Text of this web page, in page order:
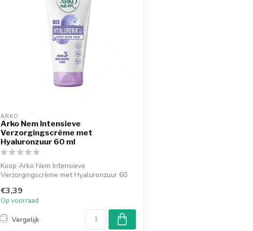
ARKO
Arko Nem Intensieve
Verzorgingscrème met
Hyaluronzuur 60 ml
Koop Arko Nem Intensieve
Verzorgingscrème met Hyaluronzuur 60
€3,39
Op voorraad
Vergelijk